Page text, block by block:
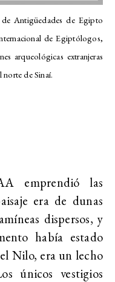
Antigüedades de Egipto
de Egiptólogos,
arqueológicas extranjeras
norte de Sinaí.
emprendió las
era de dunas
dispersos, y
había estado
Nilo, era un lecho
únicos vestigios